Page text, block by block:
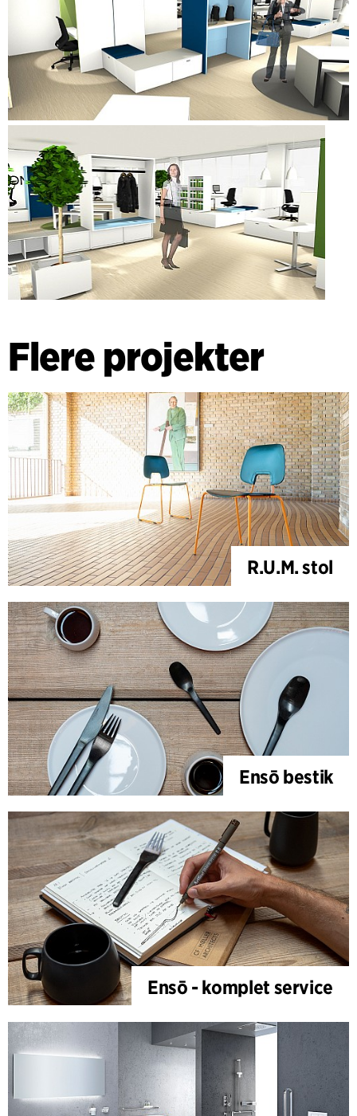
Flere projekter
R.U.M. stol
Ensō bestik
Ensō - komplet service